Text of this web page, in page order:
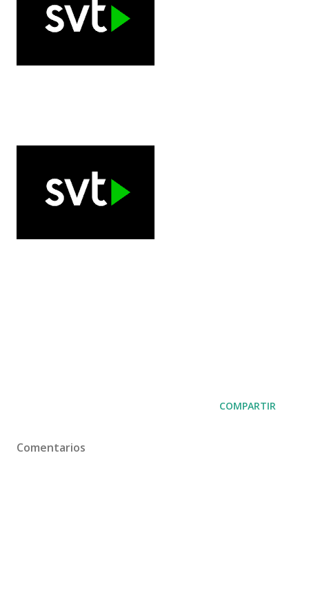
COMPARTIR
Comentarios